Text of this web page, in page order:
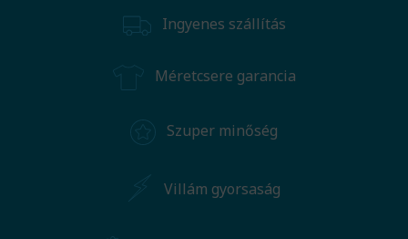
Ingyenes szállítás
Méretcsere garancia
Szuper minőség
Villám gyorsaság